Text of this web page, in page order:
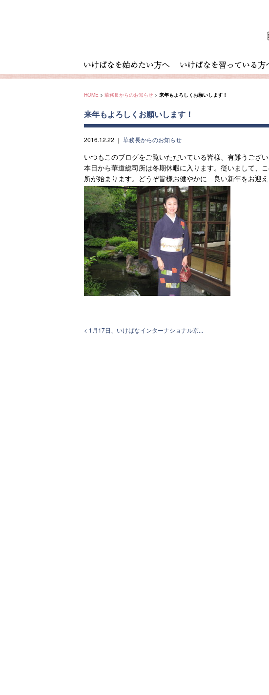
HOME > 華務長からのお知らせ > 来年もよろしくお願いします！
来年もよろしくお願いします！
2016.12.22 ｜ 華務長からのお知らせ
いつもこのブログをご覧いただいている皆様、有難うござい
本日から華道総司所は冬期休暇に入ります。従いまして、
所が始まります。どうぞ皆様お健やかに 良い新年をお迎え
< 1月17日、いけばなインターナショナル京...